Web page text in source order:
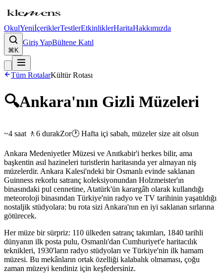
OkulYeniİçeriklerTestlerEtkinliklerHaritaHakkımızda
⌘K
Giriş YapBültene Katıl
Tüm RotalarKültür Rotası
🔍Ankara'nın Gizli Müzeleri
~4 saat 🚶 6 durakZor🕐 Hafta içi sabah, müzeler size ait olsun
Ankara Medeniyetler Müzesi ve Anıtkabir'i herkes bilir, ama
başkentin asıl hazineleri turistlerin haritasında yer almayan niş
müzelerdir. Ankara Kalesi'ndeki bir Osmanlı evinde saklanan
Guinness rekorlu satranç koleksiyonundan Holzmeister'ın
binasındaki pul cennetine, Atatürk'ün karargâh olarak kullandığı
meteoroloji binasından Türkiye'nin radyo ve TV tarihinin yaşatıldığı
nostaljik stüdyolara: bu rota sizi Ankara'nın en iyi saklanan sırlarına
götürecek.
Her müze bir sürpriz: 110 ülkeden satranç takımları, 1840 tarihli
dünyanın ilk posta pulu, Osmanlı'dan Cumhuriyet'e haritacılık
teknikleri, 1930'ların radyo stüdyoları ve Türkiye'nin ilk hamam
müzesi. Bu mekânların ortak özelliği kalabalık olmaması, çoğu
zaman müzeyi kendiniz için keşfedersiniz.